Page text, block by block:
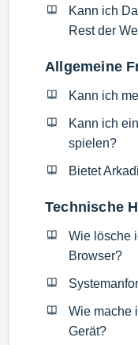
Kann ich
Rest der
Allgemeine
Kann ich
Kann ich
spielen?
Bietet
Technische
Wie lösche
Browser?
Wie mache
Gerät?